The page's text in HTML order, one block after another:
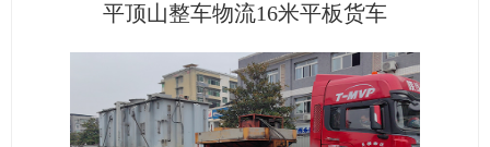
平顶山整车物流16米平板货车